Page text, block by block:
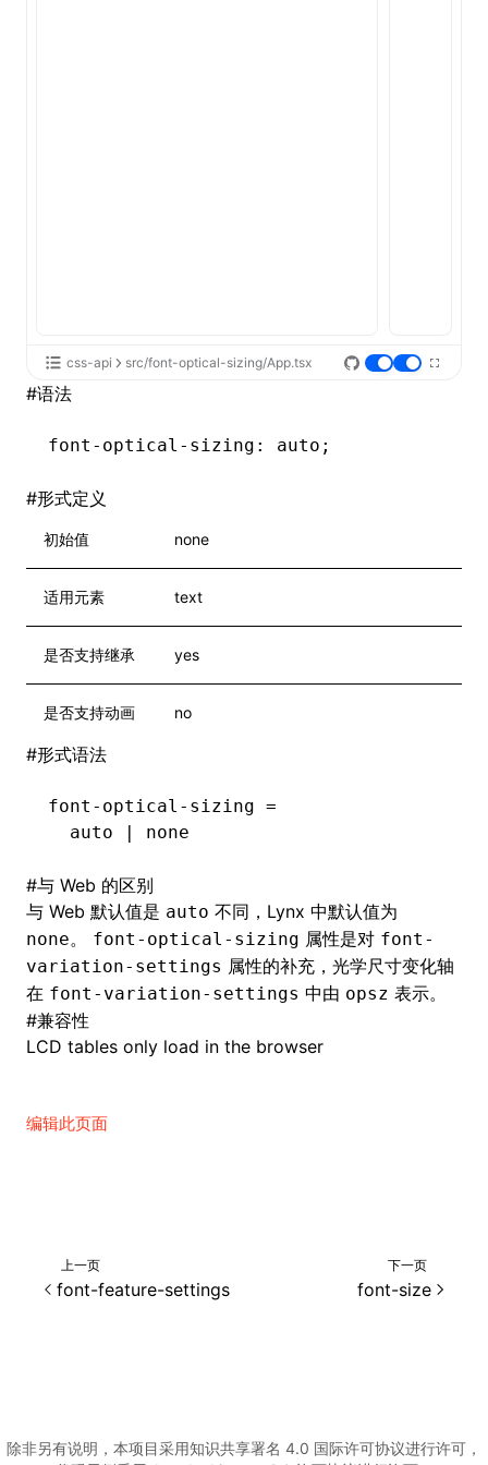
css-api src/font-optical-sizing/App.tsx
#语法
font-optical-sizing : auto;
#形式定义
初始值 none
适用元素 text
是否支持继承 yes
是否支持动画 no
#形式语法
font-optical-sizing =
  auto | none
#与 Web 的区别
与 Web 默认值是 auto 不同，Lynx 中默认值为
none。 font-optical-sizing 属性是对 font-
variation-settings 属性的补充，光学尺寸变化轴
在 font-variation-settings 中由 opsz 表示。
#兼容性
LCD tables only load in the browser
编辑此页面
上一页
font-feature-settings
下一页
font-size
除非另有说明，本项目采用知识共享署名 4.0 国际许可协议进行许可，